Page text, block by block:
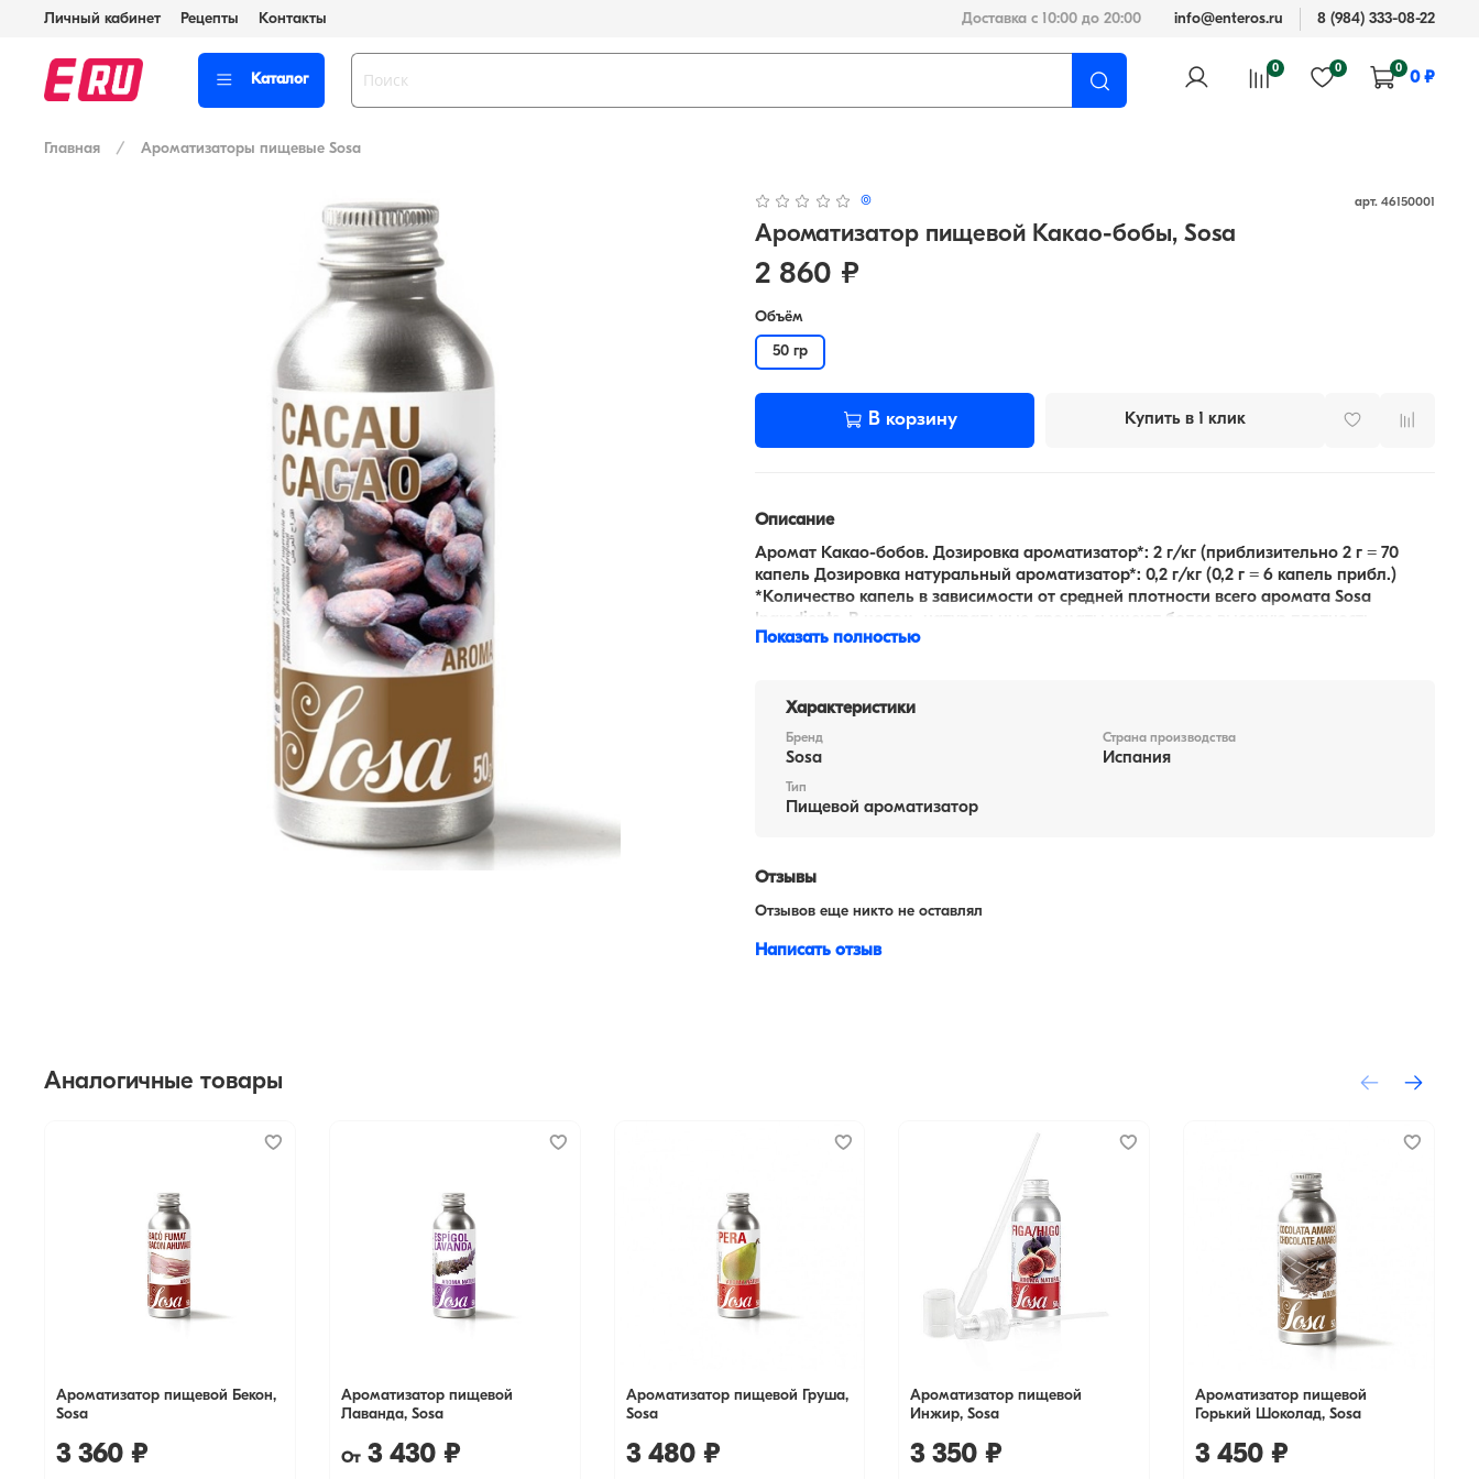
Личный кабинет Рецепты Контакты Доставка с 10:00 до 20:00 info@enteros.ru 8 (984) 333-08-22
Каталог
0 0 0
0 ₽
Главная Ароматизаторы пищевые Sosa
(0) арт. 46150001
Ароматизатор пищевой Какао-бобы, Sosa
2 860 ₽
Объём
50 гр
В корзину Купить в 1 клик
Описание
Аромат Какао-бобов. Дозировка ароматизатор*: 2 г/кг (приблизительно 2 г = 70
капель Дозировка натуральный ароматизатор*: 0,2 г/кг (0,2 г = 6 капель прибл.)
*Количество капель в зависимости от средней плотности всего аромата Sosa
Ingredients. В целом, натуральные ароматы имеют более высокую плотность.
Показать полностью
Характеристики
Бренд
Sosa
Страна производства
Испания
Тип
Пищевой ароматизатор
Отзывы
Отзывов еще никто не оставлял
Написать отзыв
Аналогичные товары
Ароматизатор пищевой Бекон,
Sosa
3 360 ₽
Ароматизатор пищевой
Лаванда, Sosa
От3 430 ₽
Ароматизатор пищевой Груша,
Sosa
3 480 ₽
Ароматизатор пищевой
Инжир, Sosa
3 350 ₽
Ароматизатор пищевой
Горький Шоколад, Sosa
3 450 ₽